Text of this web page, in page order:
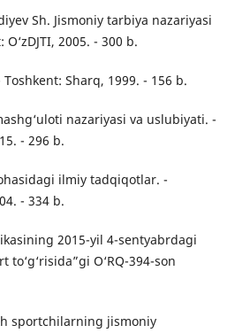
Sh. Jismoniy tarbiya nazariyasi
2005. - 300 b.
Sharq, 1999. - 156 b.
nazariyasi va uslubiyati. -
- 296 b.
ilmiy tadqiqotlar. -
- 334 b.
2015-yil 4-sentyabrdagi
to‘g‘risida”gi O‘RQ-394-son
sportchilarning jismoniy